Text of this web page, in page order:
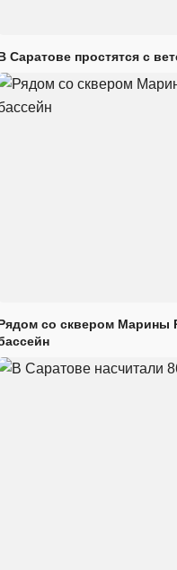
Саратове простятся с
со сквером Марины